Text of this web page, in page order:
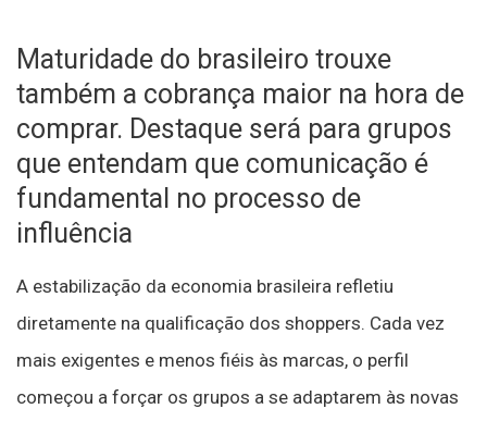
Maturidade do brasileiro trouxe
também a cobrança maior na hora de
comprar. Destaque será para grupos
que entendam que comunicação é
fundamental no processo de
influência
A estabilização da economia brasileira refletiu
diretamente na qualificação dos shoppers. Cada vez
mais exigentes e menos fiéis às marcas, o perfil
começou a forçar os grupos a se adaptarem às novas